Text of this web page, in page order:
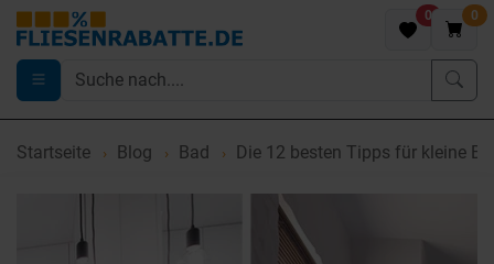
0 0
Startseite Blog Bad Die 12 besten Tipps für kleine